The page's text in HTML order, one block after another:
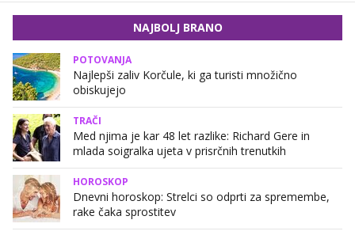
NAJBOLJ BRANO
POTOVANJA
Najlepši zaliv Korčule, ki ga turisti množično
obiskujejo
TRAČI
Med njima je kar 48 let razlike: Richard Gere in
mlada soigralka ujeta v prisrčnih trenutkih
HOROSKOP
Dnevni horoskop: Strelci so odprti za spremembe,
rake čaka sprostitev